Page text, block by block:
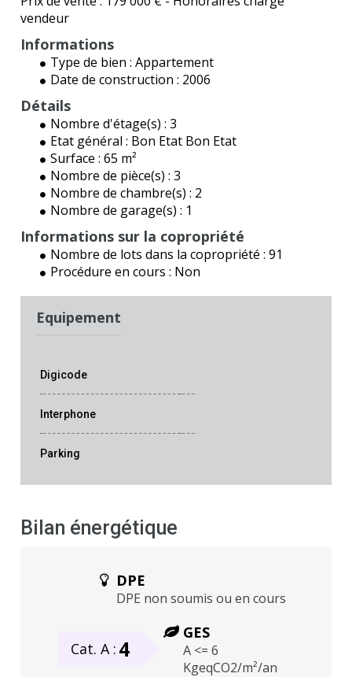
vendeur
Informations
Type de bien : Appartement
Date de construction : 2006
Détails
Nombre d'étage(s) : 3
Etat général : Bon Etat Bon Etat
Surface : 65 m²
Nombre de pièce(s) : 3
Nombre de chambre(s) : 2
Nombre de garage(s) : 1
Informations sur la copropriété
Nombre de lots dans la copropriété : 91
Procédure en cours : Non
Equipement
Digicode
Interphone
Parking
Bilan énergétique
DPE
DPE non soumis ou en cours
Cat. A : 4
GES
A <= 6
KgeqCO2/m²/an